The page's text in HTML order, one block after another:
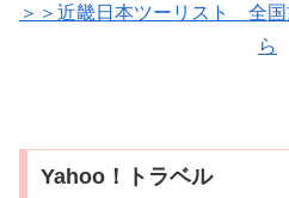
＞＞近畿日本ツーリスト 全
ら
Yahoo！トラベル